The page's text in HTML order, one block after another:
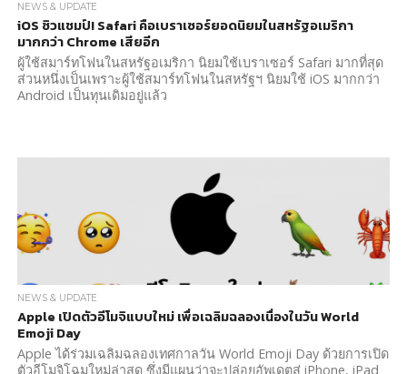
NEWS & UPDATE
iOS ซิวแชมป์! Safari คือเบราเซอร์ยอดนิยมในสหรัฐอเมริกา
มากกว่า Chrome เสียอีก
ผู้ใช้สมาร์ทโฟนในสหรัฐอเมริกา นิยมใช้เบราเซอร์ Safari มากที่สุด
ส่วนหนึ่งเป็นเพราะผู้ใช้สมาร์ทโฟนในสหรัฐฯ นิยมใช้ iOS มากกว่า
Android เป็นทุนเดิมอยู่แล้ว
NEWS & UPDATE
Apple เปิดตัวอีโมจิแบบใหม่ เพื่อเฉลิมฉลองเนื่องในวัน World
Emoji Day
Apple ได้ร่วมเฉลิมฉลองเทศกาลวัน World Emoji Day ด้วยการเปิด
ตัวอีโมจิโฉมใหม่ล่าสุด ซึ่งมีแผนว่าจะปล่อยอัพเดตสู่ iPhone, iPad